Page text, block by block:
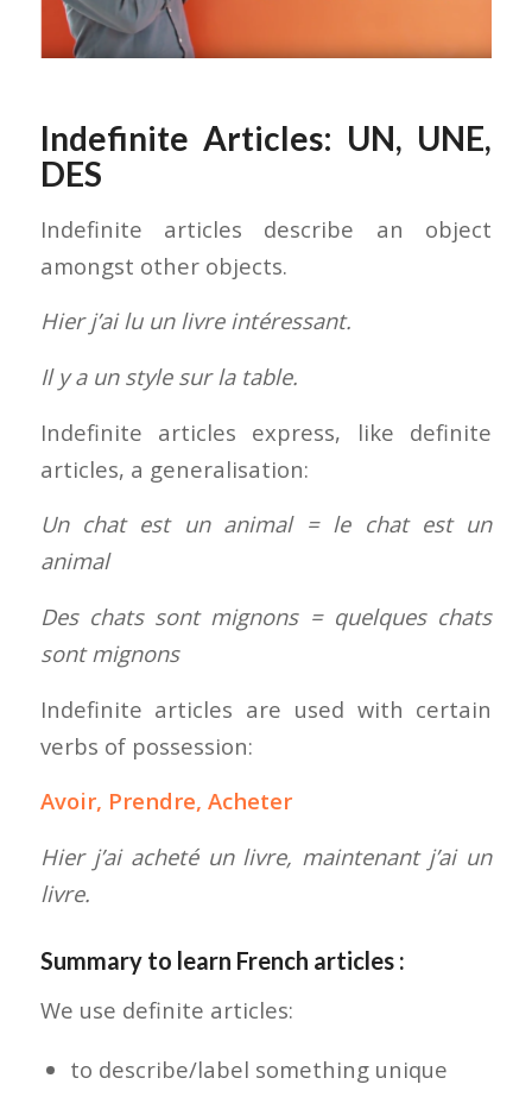
Indefinite Articles: UN, UNE,
DES
Indefinite articles describe an object
amongst other objects.
Hier j’ai lu un livre intéressant.
Il y a un style sur la table.
Indefinite articles express, like definite
articles, a generalisation:
Un chat est un animal = le chat est un
animal
Des chats sont mignons = quelques chats
sont mignons
Indefinite articles are used with certain
verbs of possession:
Avoir, Prendre, Acheter
Hier j’ai acheté un livre, maintenant j’ai un
livre.
Summary to learn French articles :
We use definite articles:
to describe/label something unique